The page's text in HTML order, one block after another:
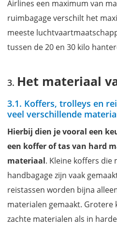
Airlines een maximum van
ruimbagage verschilt het
meeste
tussen de 20 en 30 kilo
Het materiaal
3.1. Koffers, trolleys en
veel verschillende
Hierbij dien je vooral een
een koffer of tas van hard
materiaal. Kleine koffers die
handbagage zijn vaak
reistassen worden bijna
materialen gemaakt. Grotere
zachte materialen als in